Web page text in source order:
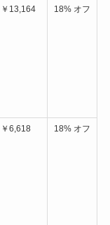
￥13,164 18% オフ
￥6,618 18% オフ